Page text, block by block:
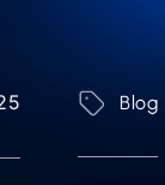
Blog